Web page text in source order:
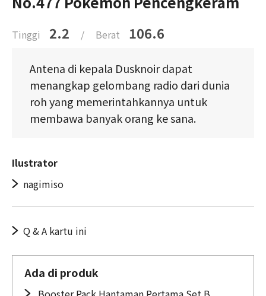
Tinggi 2.2 / Berat 106.6
Antena di kepala Dusknoir dapat
menangkap gelombang radio dari dunia
roh yang memerintahkannya untuk
membawa banyak orang ke sana.
Ilustrator
nagimiso
Q & A kartu ini
Ada di produk